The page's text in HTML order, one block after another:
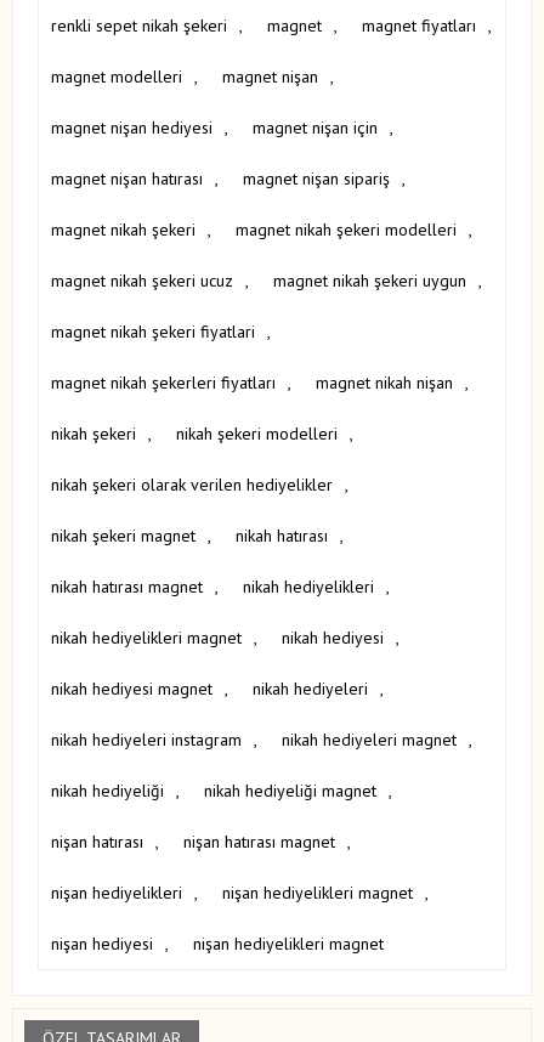
renkli sepet nikah şekeri , magnet , magnet fiyatları ,
magnet modelleri , magnet nişan ,
magnet nişan hediyesi , magnet nişan için ,
magnet nişan hatırası , magnet nişan sipariş ,
magnet nikah şekeri , magnet nikah şekeri modelleri ,
magnet nikah şekeri ucuz , magnet nikah şekeri uygun ,
magnet nikah şekeri fiyatlari ,
magnet nikah şekerleri fiyatları , magnet nikah nişan ,
nikah şekeri , nikah şekeri modelleri ,
nikah şekeri olarak verilen hediyelikler ,
nikah şekeri magnet , nikah hatırası ,
nikah hatırası magnet , nikah hediyelikleri ,
nikah hediyelikleri magnet , nikah hediyesi ,
nikah hediyesi magnet , nikah hediyeleri ,
nikah hediyeleri instagram , nikah hediyeleri magnet ,
nikah hediyeliği , nikah hediyeliği magnet ,
nişan hatırası , nişan hatırası magnet ,
nişan hediyelikleri , nişan hediyelikleri magnet ,
nişan hediyesi , nişan hediyelikleri magnet